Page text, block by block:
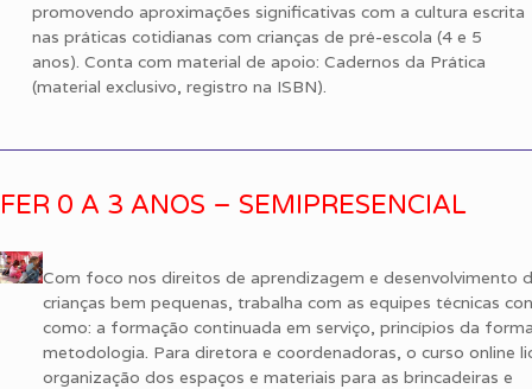
promovendo aproximações significativas com a cultura escrita
nas práticas cotidianas com crianças de pré-escola (4 e 5
anos). Conta com material de apoio: Cadernos da Prática
(material exclusivo, registro na ISBN).
FER 0 A 3 ANOS – SEMIPRESENCIAL
Com foco nos direitos de aprendizagem e desenvolvimento
crianças bem pequenas, trabalha com as equipes técnicas
como: a formação continuada em serviço, princípios da
metodologia. Para diretora e coordenadoras, o curso online
organização dos espaços e materiais para as brincadeiras e